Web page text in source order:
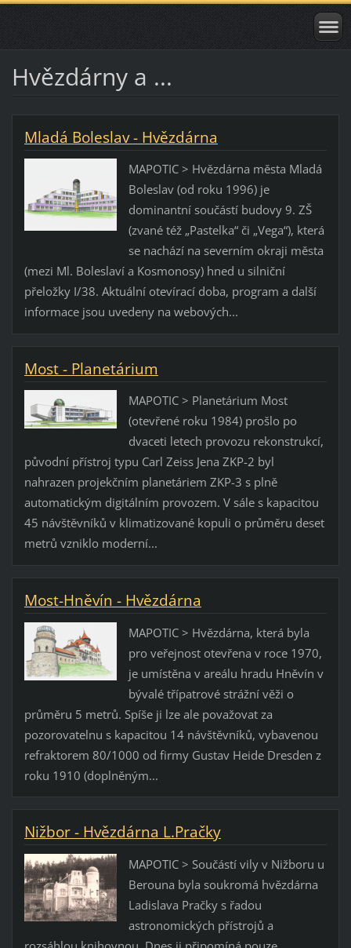
Hvězdárny a ...
Mladá Boleslav - Hvězdárna
MAPOTIC > Hvězdárna města Mladá
Boleslav (od roku 1996) je
dominantní součástí budovy 9. ZŠ
(zvané též „Pastelka“ či „Vega“), která
se nachází na severním okraji města
(mezi Ml. Boleslaví a Kosmonosy) hned u silniční
přeložky I/38. Aktuální otevírací doba, program a další
informace jsou uvedeny na webových...
Most - Planetárium
MAPOTIC > Planetárium Most
(otevřené roku 1984) prošlo po
dvaceti letech provozu rekonstrukcí,
původní přístroj typu Carl Zeiss Jena ZKP-2 byl
nahrazen projekčním planetáriem ZKP-3 s plně
automatickým digitálním provozem. V sále s kapacitou
45 návštěvníků v klimatizované kopuli o průměru deset
metrů vzniklo moderní...
Most-Hněvín - Hvězdárna
MAPOTIC > Hvězdárna, která byla
pro veřejnost otevřena v roce 1970,
je umístěna v areálu hradu Hněvín v
bývalé třípatrové strážní věži o
průměru 5 metrů. Spíše ji lze ale považovat za
pozorovatelnu s kapacitou 14 návštěvníků, vybavenou
refraktorem 80/1000 od firmy Gustav Heide Dresden z
roku 1910 (doplněným...
Nižbor - Hvězdárna L.Pračky
MAPOTIC > Součástí vily v Nižboru u
Berouna byla soukromá hvězdárna
Ladislava Pračky s řadou
astronomických přístrojů a